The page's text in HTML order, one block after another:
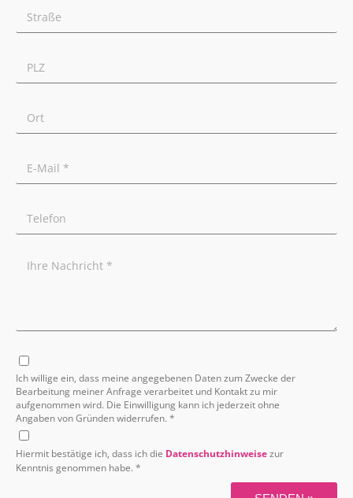
Ich willige ein, dass meine angegebenen Daten zum Zwecke der
Bearbeitung meiner Anfrage verarbeitet und Kontakt zu mir
aufgenommen wird. Die Einwilligung kann ich jederzeit ohne
Angaben von Gründen widerrufen. *
Hiermit bestätige ich, dass ich die Datenschutzhinweisezur
Kenntnis genommen habe. *